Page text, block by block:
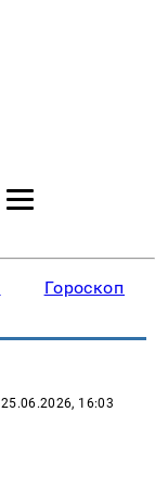
Гороскопы
25.06.2026, 16:03